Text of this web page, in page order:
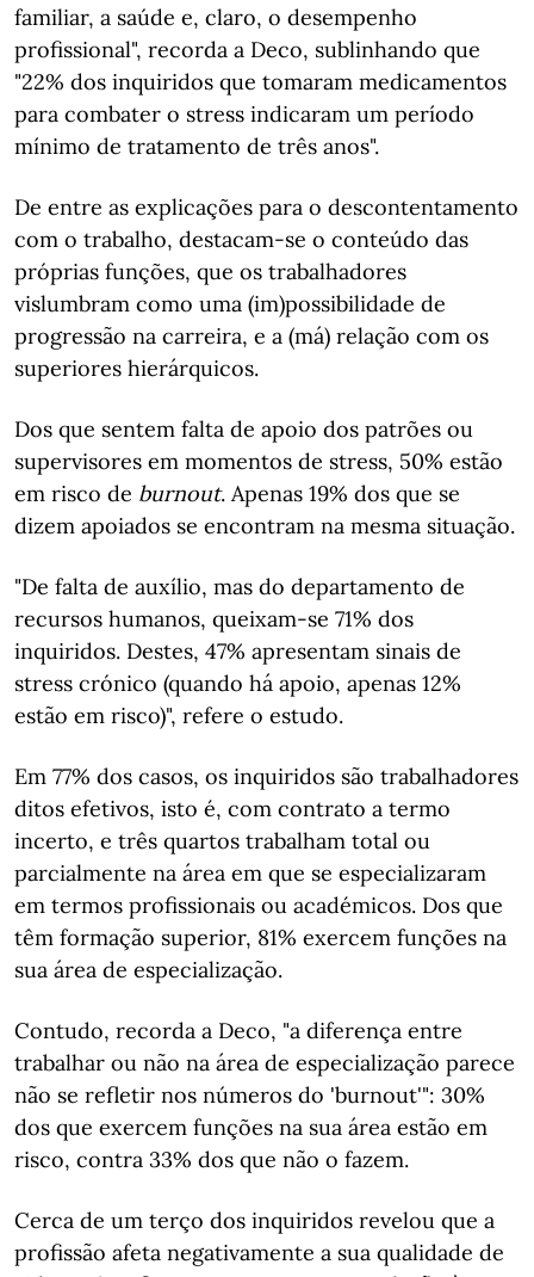
familiar, a saúde e, claro, o desempenho
profissional", recorda a Deco, sublinhando que
"22% dos inquiridos que tomaram medicamentos
para combater o stress indicaram um período
mínimo de tratamento de três anos".
De entre as explicações para o descontentamento
com o trabalho, destacam-se o conteúdo das
próprias funções, que os trabalhadores
vislumbram como uma (im)possibilidade de
progressão na carreira, e a (má) relação com os
superiores hierárquicos.
Dos que sentem falta de apoio dos patrões ou
supervisores em momentos de stress, 50% estão
em risco de burnout. Apenas 19% dos que se
dizem apoiados se encontram na mesma situação.
"De falta de auxílio, mas do departamento de
recursos humanos, queixam-se 71% dos
inquiridos. Destes, 47% apresentam sinais de
stress crónico (quando há apoio, apenas 12%
estão em risco)", refere o estudo.
Em 77% dos casos, os inquiridos são trabalhadores
ditos efetivos, isto é, com contrato a termo
incerto, e três quartos trabalham total ou
parcialmente na área em que se especializaram
em termos profissionais ou académicos. Dos que
têm formação superior, 81% exercem funções na
sua área de especialização.
Contudo, recorda a Deco, "a diferença entre
trabalhar ou não na área de especialização parece
não se refletir nos números do 'burnout'": 30%
dos que exercem funções na sua área estão em
risco, contra 33% dos que não o fazem.
Cerca de um terço dos inquiridos revelou que a
profissão afeta negativamente a sua qualidade de